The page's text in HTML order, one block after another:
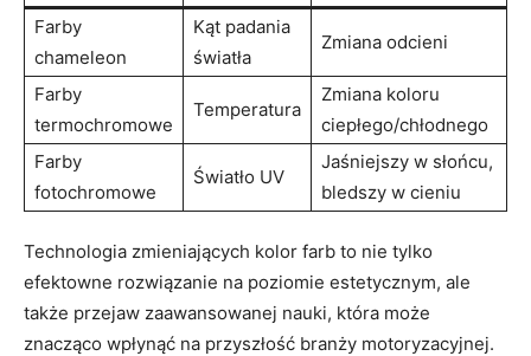
Farby
chameleon
Kąt padania
światła
Zmiana odcieni
Farby
termochromowe
Temperatura
Zmiana koloru
ciepłego/chłodnego
Farby
fotochromowe
Światło UV
Jaśniejszy w słońcu,
bledszy w cieniu
Technologia zmieniających kolor farb to nie tylko
efektowne rozwiązanie na poziomie estetycznym, ale
także przejaw zaawansowanej nauki, która może
znacząco wpłynąć na przyszłość branży motoryzacyjnej.